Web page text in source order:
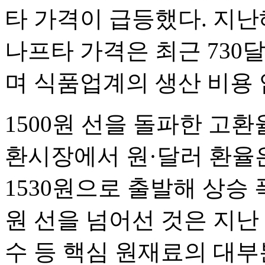
타 가격이 급등했다. 지
나프타 가격은 최근 730
며 식품업계의 생산 비용
1500원 선을 돌파한 고
환시장에서 원·달러 환
1530원으로 출발해 상승
원 선을 넘어선 것은 지
수 등 핵심 원재료의 대